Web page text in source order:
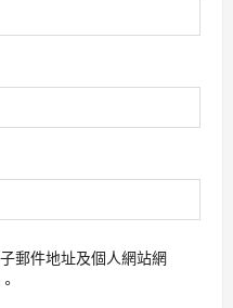
郵件地址及個人網站網